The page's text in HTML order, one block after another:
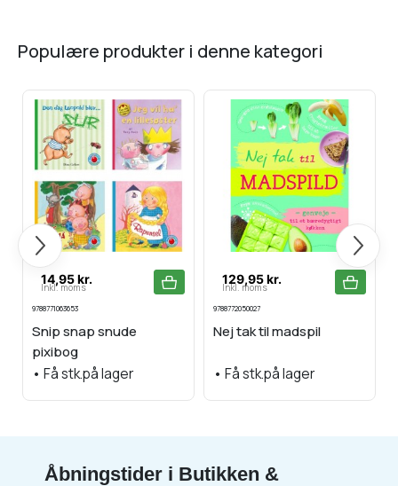
populære produkter i denne kategori
Forrige Næste
14,95 kr.
Inkl. moms
9788771063653
Snip snap snude
pixibog
• Få stk.på lager
129,95 kr.
Inkl. moms
9788772050027
Nej tak til madspil
• Få stk.på lager
Åbningstider i Butikken &